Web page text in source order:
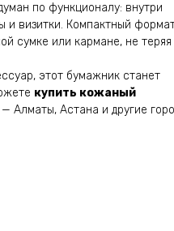
по функционалу: внутри
и визитки. Компактный
сумке или кармане, не теряя
этот бумажник станет
купить кожаный
Алматы, Астана и другие